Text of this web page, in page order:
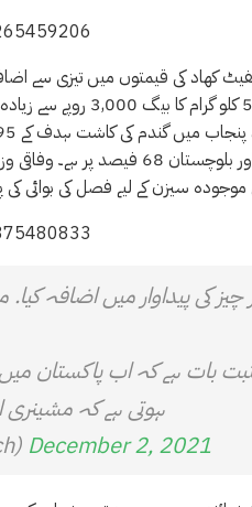
رجحان مختلف نہیں
ہے، اس کے بعد خیبرپختونخوا 75
سیزن کے لیے فصل کی بوائی کی
کی پیداوار میں اضافہ
بات ہے کہ اب پاکستان
ہوتی ہے کہ
December 2, 2021